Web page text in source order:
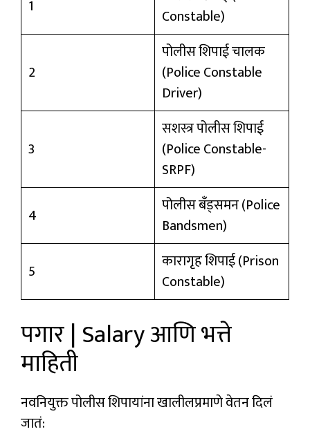
1
Constable)
2
पोलीस शिपाई चालक
(Police Constable
Driver)
3
सशस्त्र पोलीस शिपाई
(Police Constable-
SRPF)
4
पोलीस बँड्समन (Police
Bandsmen)
5
कारागृह शिपाई (Prison
Constable)
पगार | Salary आणि भत्ते
माहिती
नवनियुक्त पोलीस शिपायांना खालीलप्रमाणे वेतन दिलं
जातं: